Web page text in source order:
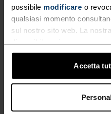
possibile modificare o
qualsiasi momento
sul nostro sito web. La
Accetta
SISTEMA DI CONTROLLO
WARM
Abbigliamento sportivo
confortevole e